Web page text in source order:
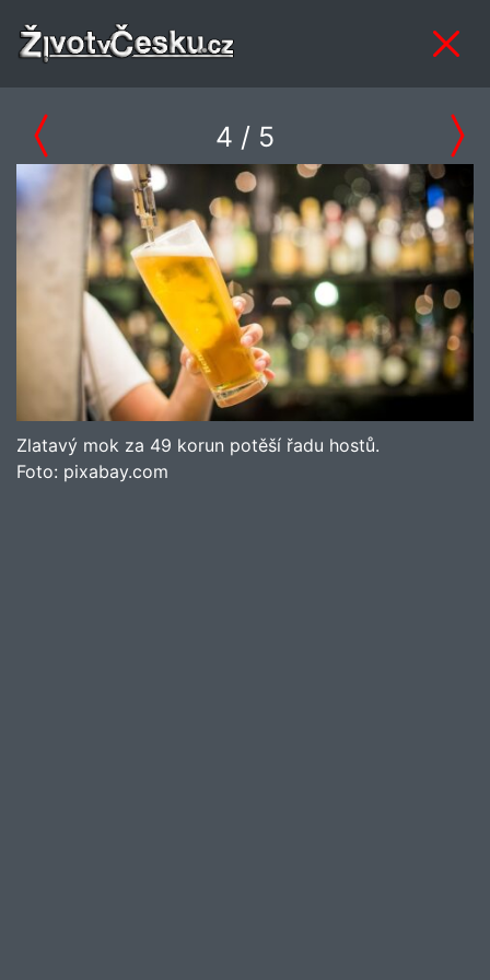
4 / 5
Zlatavý mok za 49 korun potěší řadu hostů.
Foto: pixabay.com